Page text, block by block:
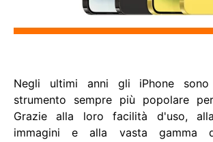
Negli ultimi anni gli iPhone
strumento sempre più popolare
Grazie alla loro facilità d'uso,
immagini e alla vasta gamma